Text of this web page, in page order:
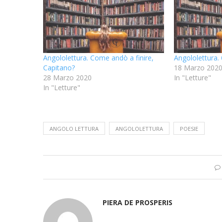
Angololettura. Come andò a finire,
Capitano?
28 Marzo 2020
In "Letture"
Angololettura.
18 Marzo 2020
In "Letture"
ANGOLO LETTURA ANGOLOLETTURA POESIE
PIERA DE PROSPERIS